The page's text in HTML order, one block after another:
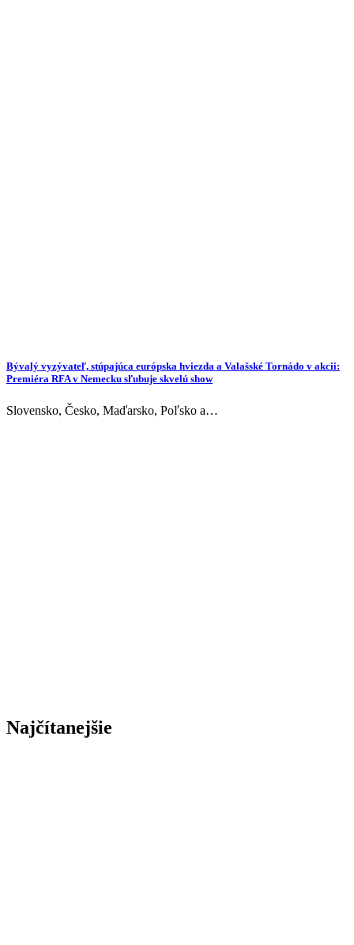
Bývalý vyzývateľ, stúpajúca európska hviezda a Valašské Tornádo v akcii:
Premiéra RFA v Nemecku sľubuje skvelú show
Slovensko, Česko, Maďarsko, Poľsko a…
Najčítanejšie